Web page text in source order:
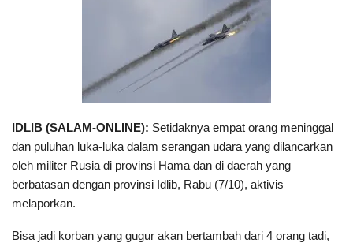
IDLIB (SALAM-ONLINE): Setidaknya empat orang meninggal
dan puluhan luka-luka dalam serangan udara yang dilancarkan
oleh militer Rusia di provinsi Hama dan di daerah yang
berbatasan dengan provinsi Idlib, Rabu (7/10), aktivis
melaporkan.
Bisa jadi korban yang gugur akan bertambah dari 4 orang tadi,